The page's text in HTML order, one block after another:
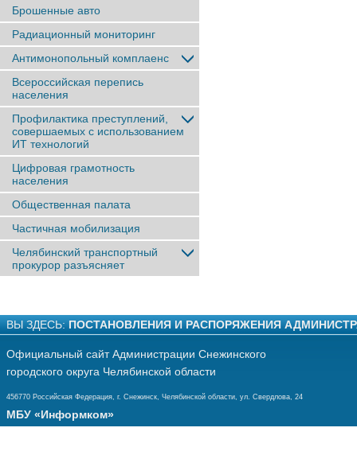
Брошенные авто
Радиационный мониторинг
Антимонопольный комплаенс
Всероссийская перепись
населения
Профилактика преступлений,
совершаемых с использованием
ИТ технологий
Цифровая грамотность
населения
Общественная палата
Частичная мобилизация
Челябинский транспортный
прокурор разъясняет
ВЫ ЗДЕСЬ: ПОСТАНОВЛЕНИЯ И РАСПОРЯЖЕНИЯ
Официальный сайт Администрации Снежинского
городского округа Челябинской области
456770 Российская Федерация, г. Снежинск, Челябинской области, ул. Свердлова, 24
МБУ «Информком»